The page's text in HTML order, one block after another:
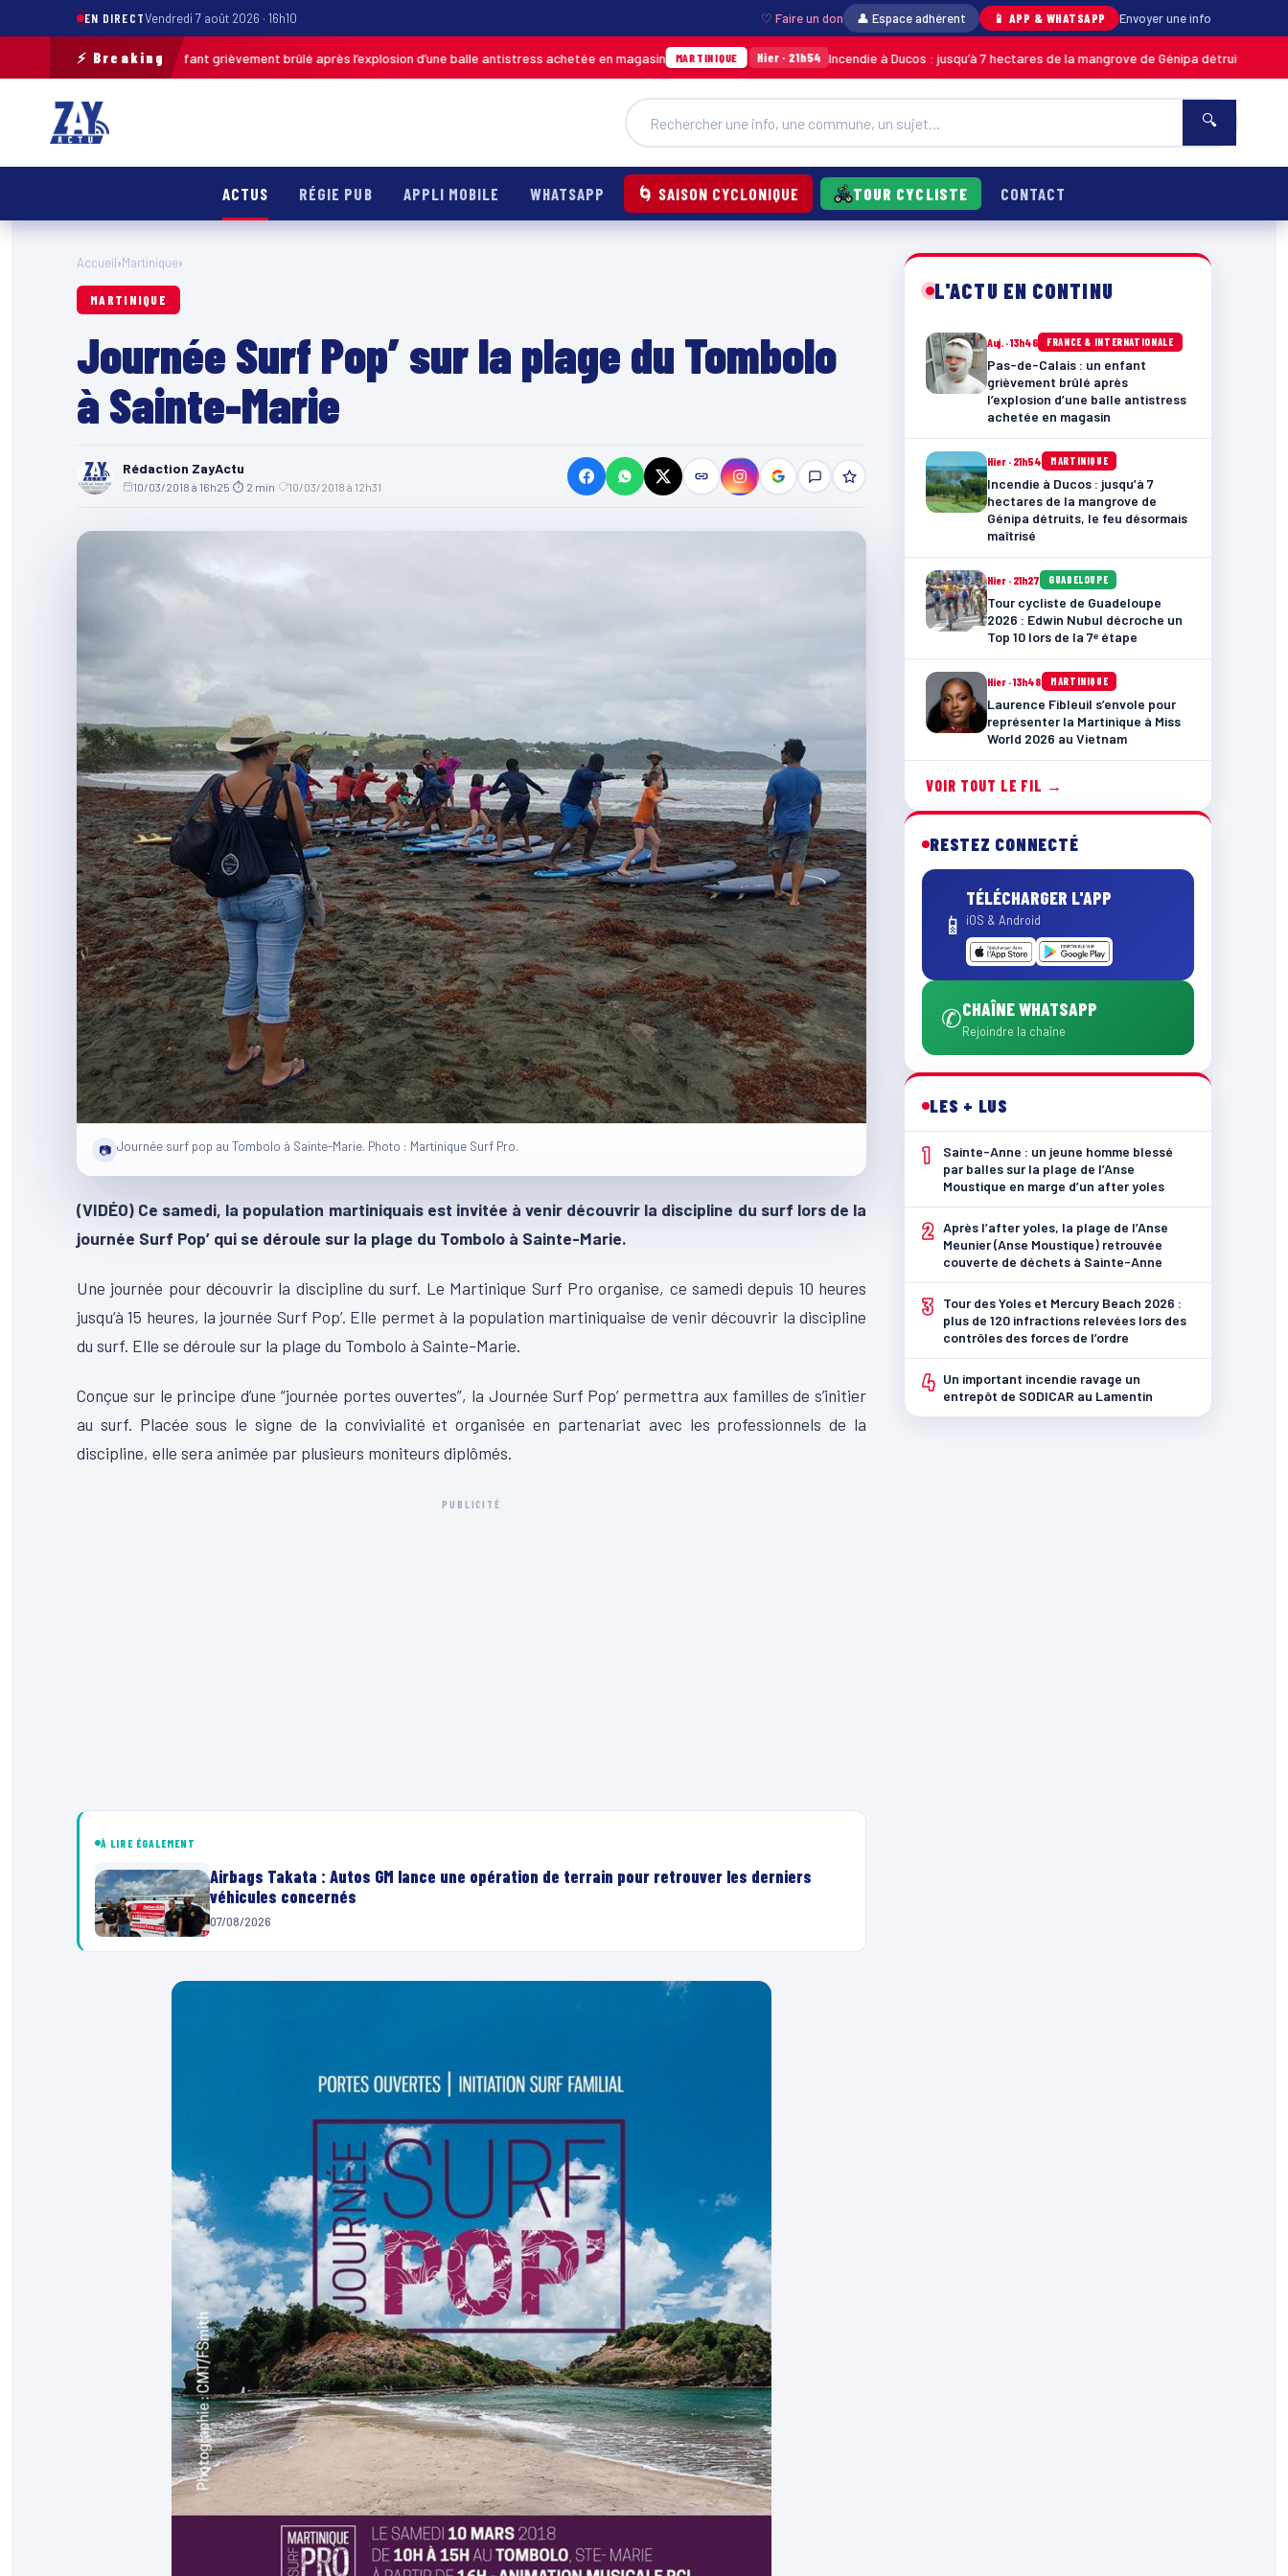
EN DIRECTVendredi 7 août 2026 · 16h10 ♡ Faire un don 👤 Espace adhérent 📱 APP & WHATSAPP Envoyer une info
⚡ Breaking
Calais : un enfant grièvement brûlé après l’explosion d’une balle antistress achetée en magasin MARTINIQUE Hier · 21h54 Incendie à Ducos : jusqu’à 7 hectares de la mangrove de Génipa détruits, le feu désormais
🔍
ACTUS RÉGIE PUB APPLI MOBILE WHATSAPP 🌀 SAISON CYCLONIQUE TOUR CYCLISTE CONTACT
Accueil›Martinique›
MARTINIQUE
Journée Surf Pop’ sur la plage du Tombolo
à Sainte-Marie
Rédaction ZayActu
10/03/2018 à 16h25 ⏱ 2 min 10/03/2018 à 12h31
📷 Journée surf pop au Tombolo à Sainte-Marie. Photo : Martinique Surf Pro.
(VIDÉO) Ce samedi, la population martiniquais est invitée à venir découvrir la discipline du surf lors de la
journée Surf Pop’ qui se déroule sur la plage du Tombolo à Sainte-Marie.
Une journée pour découvrir la discipline du surf. Le Martinique Surf Pro organise, ce samedi depuis 10 heures
jusqu’à 15 heures, la journée Surf Pop’. Elle permet à la population martiniquaise de venir découvrir la discipline
du surf. Elle se déroule sur la plage du Tombolo à Sainte-Marie.
Conçue sur le principe d’une “journée portes ouvertes”, la Journée Surf Pop’ permettra aux familles de s’initier
au surf. Placée sous le signe de la convivialité et organisée en partenariat avec les professionnels de la
discipline, elle sera animée par plusieurs moniteurs diplômés.
PUBLICITÉ
À LIRE ÉGALEMENT
Airbags Takata : Autos GM lance une opération de terrain pour retrouver les derniers
véhicules concernés
07/08/2026
L'ACTU EN CONTINU
Auj. · 13h46 FRANCE & INTERNATIONALE
Pas-de-Calais : un enfant
grièvement brûlé après
l’explosion d’une balle antistress
achetée en magasin
Hier · 21h54 MARTINIQUE
Incendie à Ducos : jusqu’à 7
hectares de la mangrove de
Génipa détruits, le feu désormais
maîtrisé
Hier · 21h27 GUADELOUPE
Tour cycliste de Guadeloupe
2026 : Edwin Nubul décroche un
Top 10 lors de la 7ᵉ étape
Hier · 13h48 MARTINIQUE
Laurence Fibleuil s’envole pour
représenter la Martinique à Miss
World 2026 au Vietnam
VOIR TOUT LE FIL →
RESTEZ CONNECTÉ
📱
TÉLÉCHARGER L'APP
iOS & Android
✆CHAÎNE WHATSAPP
Rejoindre la chaîne
LES + LUS
1
Sainte-Anne : un jeune homme blessé
par balles sur la plage de l’Anse
Moustique en marge d’un after yoles
2 Après l’after yoles, la plage de l’Anse
Meunier (Anse Moustique) retrouvée
couverte de déchets à Sainte-Anne
3
Tour des Yoles et Mercury Beach 2026 :
plus de 120 infractions relevées lors des
contrôles des forces de l’ordre
4 Un important incendie ravage un
entrepôt de SODICAR au Lamentin